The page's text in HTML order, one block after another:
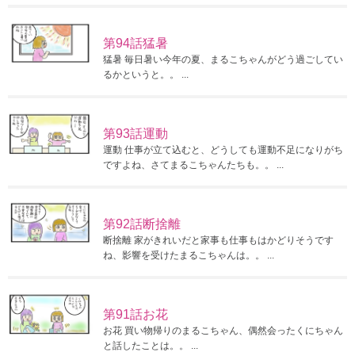
第94話猛暑
猛暑 毎日暑い今年の夏、まるこちゃんがどう過ごしてい
るかというと。。 ...
第93話運動
運動 仕事が立て込むと、どうしても運動不足になりがち
ですよね、さてまるこちゃんたちも。。 ...
第92話断捨離
断捨離 家がきれいだと家事も仕事もはかどりそうです
ね、影響を受けたまるこちゃんは。。 ...
第91話お花
お花 買い物帰りのまるこちゃん、偶然会ったくにちゃん
と話したことは。。 ...